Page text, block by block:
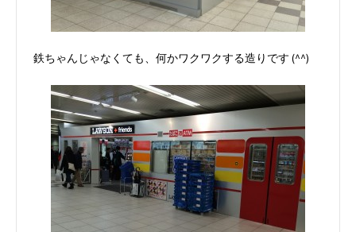
鉄ちゃんじゃなくても、何かワクワクする造りです (^^)